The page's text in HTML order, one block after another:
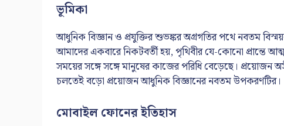
ভূমিকা
আধুনিক বিজ্ঞান ও প্রযুক্তির শুভঙ্কর অগ্রগতির পথে নবতম
আমাদের একবারে নিকটবর্তী হয়, পৃথিবীর যে-কোনো প্রান্তে
সময়ের সঙ্গে সঙ্গে মানুষের কাজের পরিধি বেড়েছে। প্রয়োজন
চলতেই বড়ো প্রয়োজন আধুনিক বিজ্ঞানের নবতম উপকরণটির।
মোবাইল ফোনের ইতিহাস